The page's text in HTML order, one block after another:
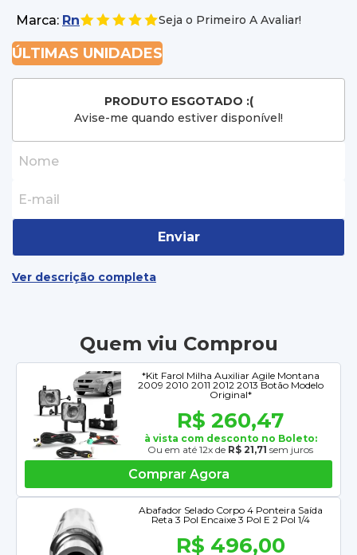
Marca: Rn Seja o Primeiro A Avaliar!
ÚLTIMAS UNIDADES
PRODUTO ESGOTADO :(
Avise-me quando estiver disponível!
Enviar
Ver descrição completa
Quem viu Comprou
*Kit Farol Milha Auxiliar Agile Montana
2009 2010 2011 2012 2013 Botão Modelo
Original*
R$ 260,47
à vista com desconto no Boleto:
Ou em até 12x de R$ 21,71 sem juros
Comprar Agora
Abafador Selado Corpo 4 Ponteira Saída
Reta 3 Pol Encaixe 3 Pol E 2 Pol 1/4
R$ 496,00